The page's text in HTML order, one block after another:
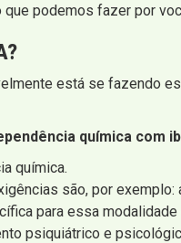
que podemos fazer por
está se fazendo
química com
química.
são, por exemplo:
para essa
psiquiátrico e